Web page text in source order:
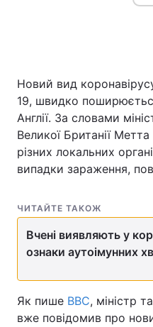
Головна
Україна
Економіка
Техно і зв'язок
Зброя
Здоров'я
Новий вид
19, швидко
Англії. За словами
Великої Британії
різних локальних
випадки зараження,
ЧИТАЙТЕ ТАКОЖ
Вчені виявляють у
ознаки аутоімунних
Як пише BBC, міністр
вже повідомив про